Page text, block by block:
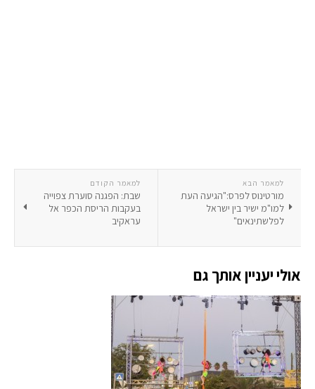
למאמר הקודם
שבת: הפגנה סוערת צפוייה
בעקבות הריסת הכפר אל
עראקיב
למאמר הבא
מורטינוס לפרס:"הגיעה העת
למו"מ ישיר בין ישראל
לפלשתינאים"
אולי יעניין אותך גם